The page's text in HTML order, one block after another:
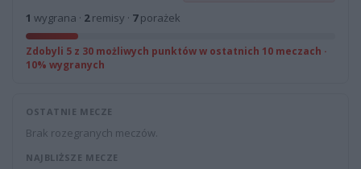
1 wygrana · 2remisy · 7porażek
Zdobyli 5 z 30 możliwych punktów w ostatnich 10 meczach ·
10% wygranych
OSTATNIE MECZE
Brak rozegranych meczów.
NAJBLIŻSZE MECZE